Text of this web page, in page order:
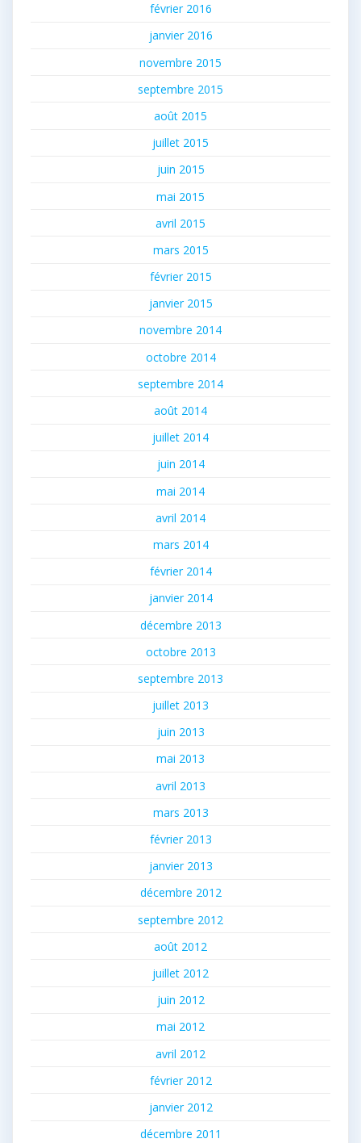
février 2016
janvier 2016
novembre 2015
septembre 2015
août 2015
juillet 2015
juin 2015
mai 2015
avril 2015
mars 2015
février 2015
janvier 2015
novembre 2014
octobre 2014
septembre 2014
août 2014
juillet 2014
juin 2014
mai 2014
avril 2014
mars 2014
février 2014
janvier 2014
décembre 2013
octobre 2013
septembre 2013
juillet 2013
juin 2013
mai 2013
avril 2013
mars 2013
février 2013
janvier 2013
décembre 2012
septembre 2012
août 2012
juillet 2012
juin 2012
mai 2012
avril 2012
février 2012
janvier 2012
décembre 2011